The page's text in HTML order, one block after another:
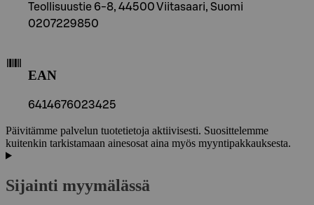
Teollisuustie 6-8, 44500 Viitasaari, Suomi
0207229850
EAN
6414676023425
Päivitämme palvelun tuotetietoja aktiivisesti. Suosittelemme
kuitenkin tarkistamaan ainesosat aina myös myyntipakkauksesta.
Sijainti myymälässä